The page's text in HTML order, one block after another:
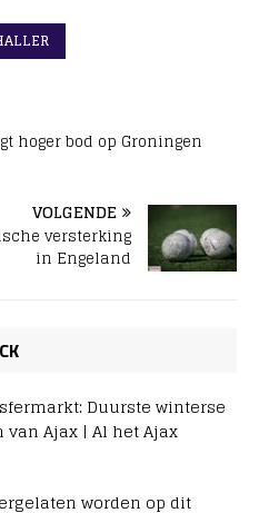
hoger bod op Groningen
VOLGENDE
versterking
in Engeland
Duurste winterse
Ajax | Al het Ajax
worden op dit